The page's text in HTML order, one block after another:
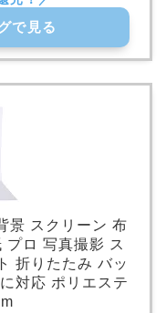
で見る
景 スクリーン 布
ロ 写真撮影 ス
折りたたみ バッ
対応 ポリエステ